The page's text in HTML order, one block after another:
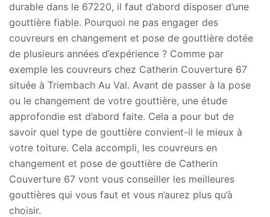
durable dans le 67220, il faut d’abord disposer d’une
gouttière fiable. Pourquoi ne pas engager des
couvreurs en changement et pose de gouttière dotée
de plusieurs années d’expérience ? Comme par
exemple les couvreurs chez Catherin Couverture 67
située à Triembach Au Val. Avant de passer à la pose
ou le changement de votre gouttière, une étude
approfondie est d’abord faite. Cela a pour but de
savoir quel type de gouttière convient-il le mieux à
votre toiture. Cela accompli, les couvreurs en
changement et pose de gouttière de Catherin
Couverture 67 vont vous conseiller les meilleures
gouttières qui vous faut et vous n’aurez plus qu’à
choisir.